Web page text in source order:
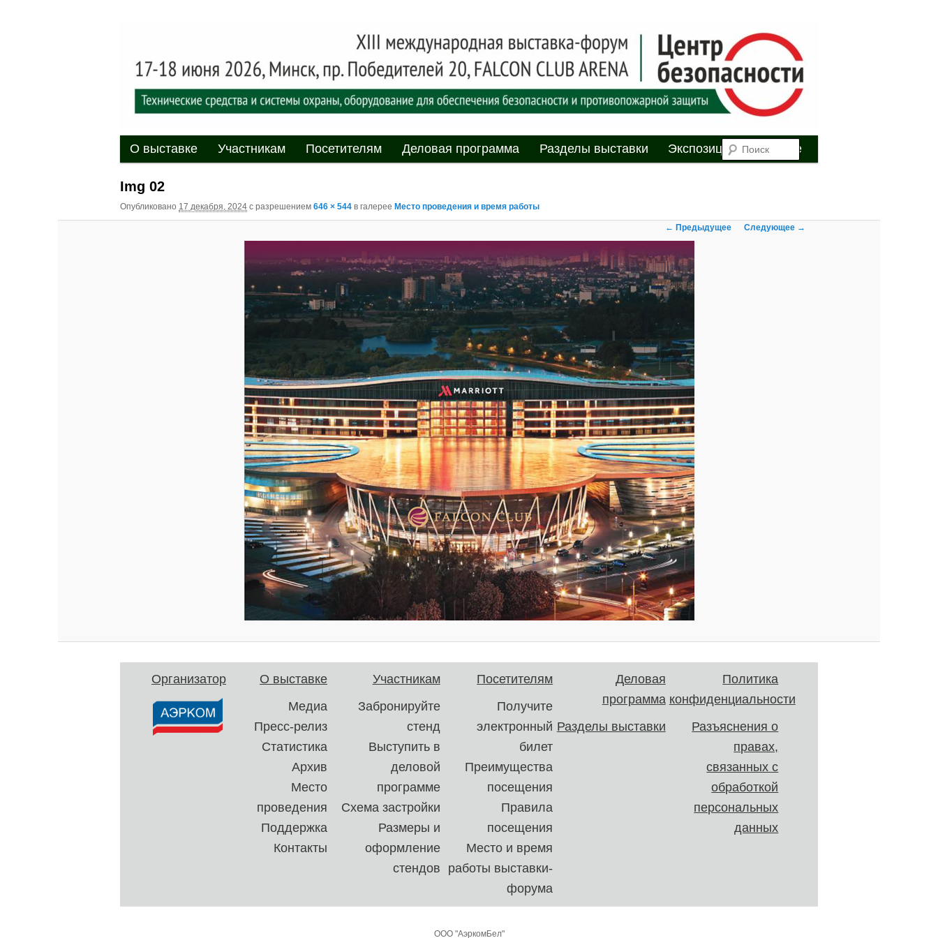
XII международная выставка-форум
«Центр безопасности»
обеспечения безопасности и противопожарной защиты. 4-5 июня 2025, Минск, пр. Победителей,
Поиск
Главное меню
Перейти к основному содержимому
Перейти к дополнительному содержимому
О выставке Участникам Посетителям Деловая программа Разделы выставки Экспозиция Youtube
Навигация по
изображениям
← Предыдущее Следующее →
Img 02
Опубликовано 17 декабря, 2024 с разрешением 646 × 544 в галерее Место проведения и время работы
Организатор
О выставке
Медиа
Пресс-релиз
Статистика
Архив
Место
проведения
Поддержка
Контакты
Участникам
Забронируйте
стенд
Выступить в
деловой
программе
Схема застройки
Размеры и
оформление
стендов
Посетителям
Получите
электронный
билет
Преимущества
посещения
Правила
посещения
Место и время
работы выставки-
форума
Деловая
программа
Разделы выставки
Политика
конфиденциальности
Разъяснения о
правах,
связанных с
обработкой
персональных
данных
ООО "АэркомБел"